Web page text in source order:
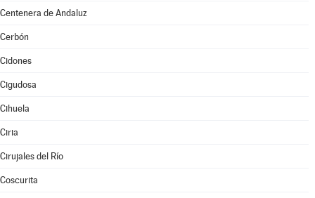
Centenera de Andaluz
Cerbón
Cidones
Cigudosa
Cihuela
Ciria
Cirujales del Río
Coscurita